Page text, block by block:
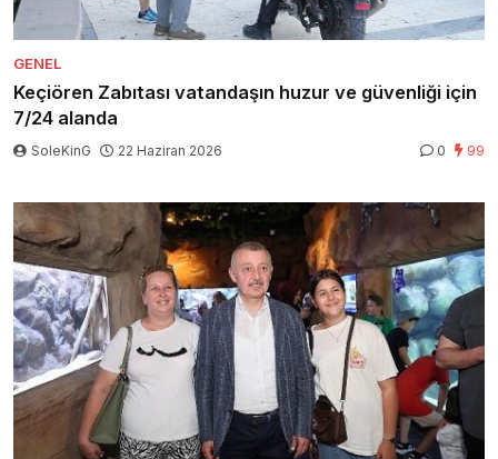
GENEL
Keçiören Zabıtası vatandaşın huzur ve güvenliği için
7/24 alanda
SoleKinG 22 Haziran 2026 0 99